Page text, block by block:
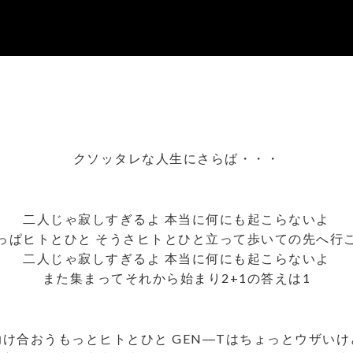
クソッタレな人生にさらば・・・
二人じゃ寂しすぎるよ 本当に何にも起こらないよ
ぱヒトとひと そうさヒトとひと立って歩いての先へ行
二人じゃ寂しすぎるよ 本当に何にも起こらないよ
また集まってそれから始まり2+1の答えは1
け合おうもっとヒトとひと GEN―Tはちょっとウザいけ